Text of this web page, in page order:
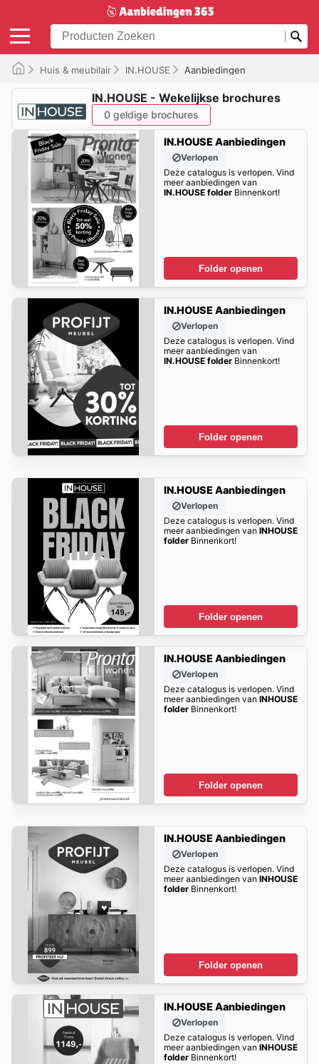
Huis & meubilair IN.HOUSE Aanbiedingen
IN.HOUSE - Wekelijkse brochures
0 geldige brochures
IN.HOUSE Aanbiedingen
Verlopen
Deze catalogus is verlopen. Vind
meer aanbiedingen van
IN.HOUSE folderBinnenkort!
Folder openen
IN.HOUSE Aanbiedingen
Verlopen
Deze catalogus is verlopen. Vind
meer aanbiedingen van
IN.HOUSE folderBinnenkort!
Folder openen
IN.HOUSE Aanbiedingen
Verlopen
Deze catalogus is verlopen. Vind
meer aanbiedingen van INHOUSE
folderBinnenkort!
Folder openen
IN.HOUSE Aanbiedingen
Verlopen
Deze catalogus is verlopen. Vind
meer aanbiedingen van INHOUSE
folderBinnenkort!
Folder openen
IN.HOUSE Aanbiedingen
Verlopen
Deze catalogus is verlopen. Vind
meer aanbiedingen van INHOUSE
folderBinnenkort!
Folder openen
IN.HOUSE Aanbiedingen
Verlopen
Deze catalogus is verlopen. Vind
meer aanbiedingen van INHOUSE
folderBinnenkort!